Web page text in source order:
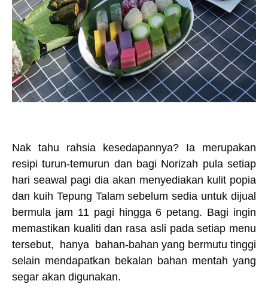
Nak tahu rahsia kesedapannya? Ia merupakan
resipi turun-temurun dan bagi Norizah pula setiap
hari seawal pagi dia akan menyediakan kulit popia
dan kuih Tepung Talam sebelum sedia untuk dijual
bermula jam 11 pagi hingga 6 petang. Bagi ingin
memastikan kualiti dan rasa asli pada setiap menu
tersebut, hanya bahan-bahan yang bermutu tinggi
selain mendapatkan bekalan bahan mentah yang
segar akan digunakan.